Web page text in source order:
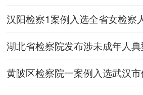
汉阳检察1案例入选全省女检察
湖北省检察院发布涉未成年人
黄陂区检察院一案例入选武汉